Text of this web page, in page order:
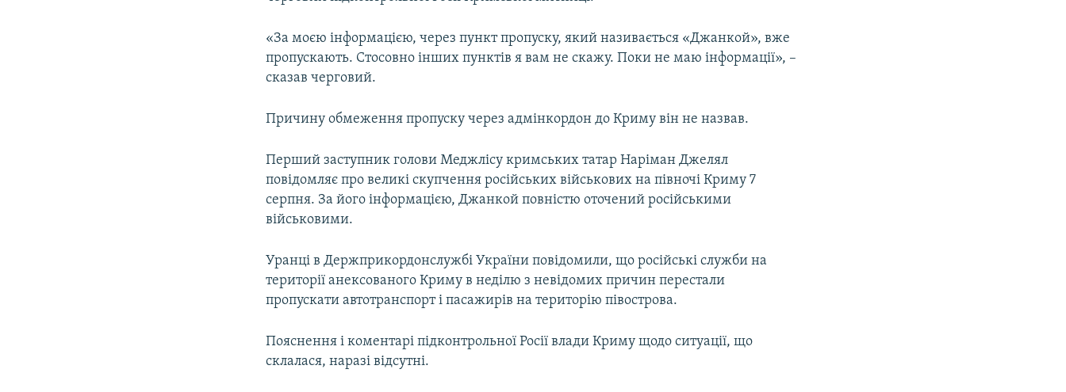
«За моєю інформацією, через пункт пропуску, який називається «Джанкой», вже
пропускають. Стосовно інших пунктів я вам не скажу. Поки не маю інформації», –
сказав черговий.
Причину обмеження пропуску через адмінкордон до Криму він не назвав.
Перший заступник голови Меджлісу кримських татар Наріман Джелял
повідомляє про великі скупчення російських військових на півночі Криму 7
серпня. За його інформацією, Джанкой повністю оточений російськими
військовими.
Уранці в Держприкордонслужбі України повідомили, що російські служби на
території анексованого Криму в неділю з невідомих причин перестали
пропускати автотранспорт і пасажирів на територію півострова.
Пояснення і коментарі підконтрольної Росії влади Криму щодо ситуації, що
склалася, наразі відсутні.